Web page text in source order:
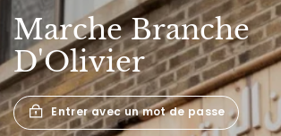
MarcheBranche
D'Olivier
Entrer avec un mot de passe